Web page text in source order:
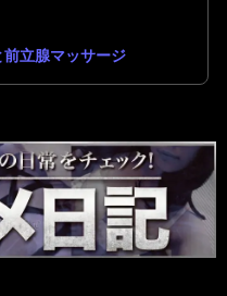
立腺マッサージ